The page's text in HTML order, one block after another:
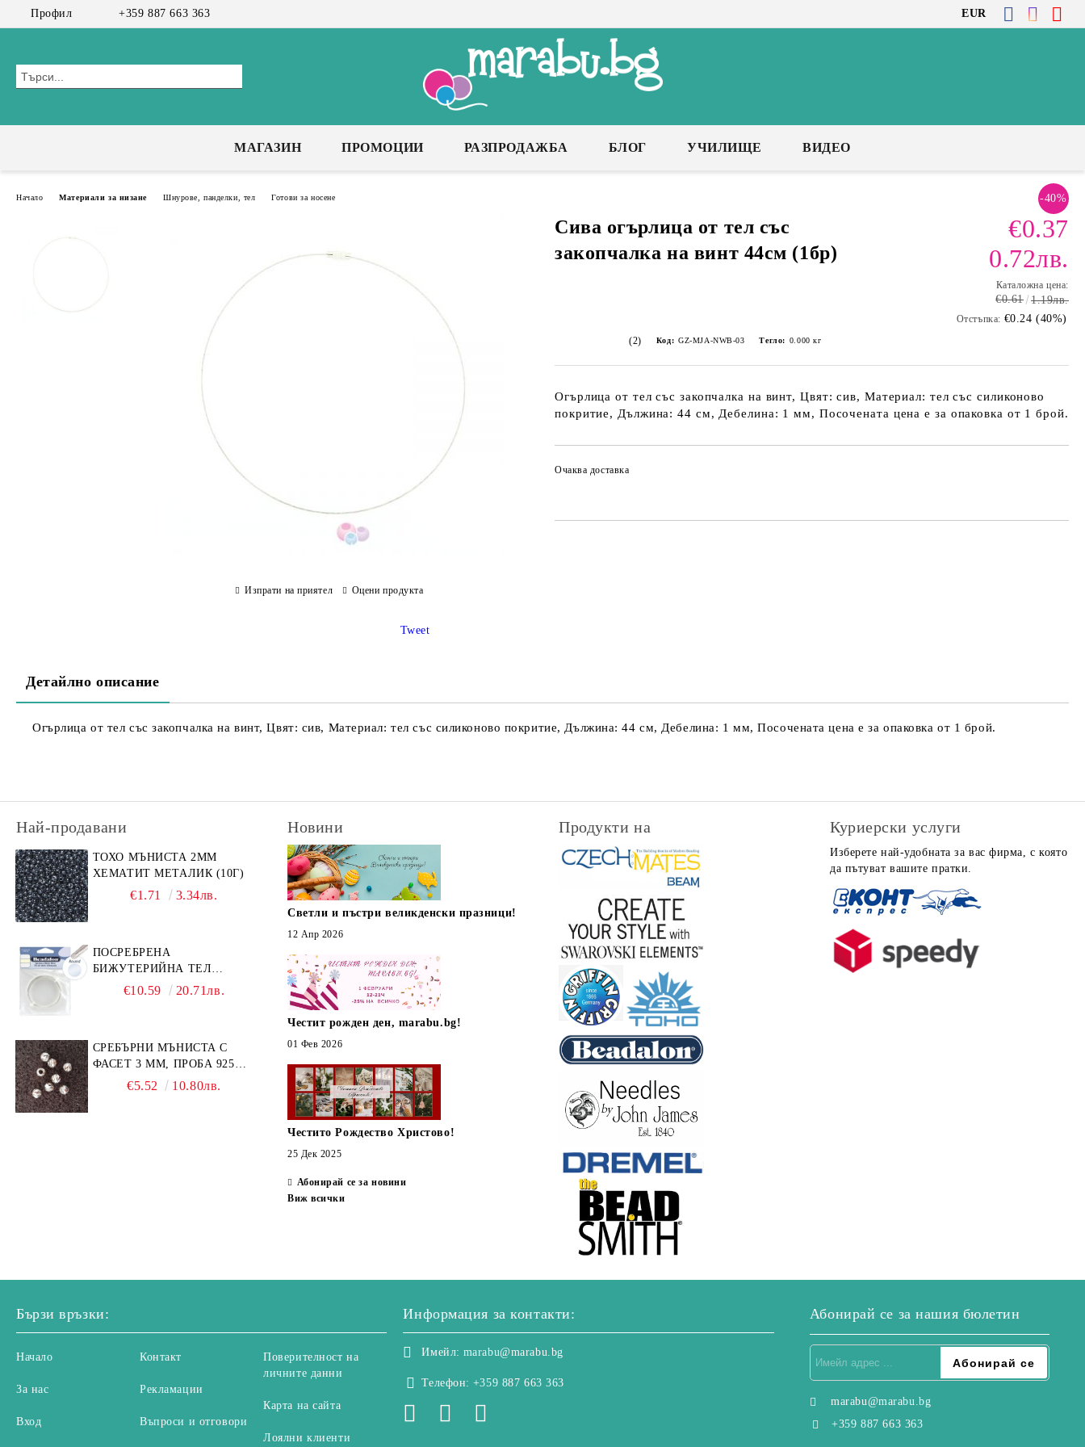
Профил +359 887 663 363 EUR
МАГАЗИН ПРОМОЦИИ РАЗПРОДАЖБА БЛОГ УЧИЛИЩЕ ВИДЕО
Начало Материали за низане Шнурове, панделки, тел Готови за носене
Сива огърлица от тел със
закопчалка на винт 44см (1бр)
-40%
€0.37
0.72лв.
Каталожна цена:
€0.61 1.19лв.
Отстъпка: €0.24 (40%)
(2) Код: GZ-MJA-NWB-03 Тегло: 0.000 кг
Огърлица от тел със закопчалка на винт, Цвят: сив, Материал: тел със силиконово
покритие, Дължина: 44 см, Дебелина: 1 мм, Посочената цена е за опаковка от 1 брой.
Очаква доставка
Изпрати на приятел Оцени продукта
Tweet
Детайлно описание
Огърлица от тел със закопчалка на винт, Цвят: сив, Материал: тел със силиконово покритие, Дължина: 44 см, Дебелина: 1 мм, Посочената цена е за опаковка от 1 брой.
Най-продавани
ТОХО МЪНИСТА 2ММ
ХЕМАТИТ МЕТАЛИК (10Г)
€1.71 3.34лв.
ПОСРЕБРЕНА
БИЖУТЕРИЙНА ТЕЛ
GERMAN STYLE 20G (1БР)
€10.59 20.71лв.
СРЕБЪРНИ МЪНИСТА С
ФАСЕТ 3 ММ, ПРОБА 925
(10БР)€5.52 10.80лв.
Новини
Светли и пъстри великденски празници!
12 Апр 2026
Честит рожден ден, marabu.bg!
01 Фев 2026
Честито Рождество Христово!
25 Дек 2025
Абонирай се за новини
Виж всички
Продукти на Куриерски услуги
Изберете най-удобната за вас фирма, с която
да пътуват вашите пратки.
Бързи връзки:
Начало
За нас
Вход
Контакт
Рекламации
Въпроси и отговори
Поверителност на
личните данни
Карта на сайта
Лоялни клиенти
Информация за контакти:
Имейл: marabu@marabu.bg
Телефон: +359 887 663 363
Абонирай се за нашия бюлетин
marabu@marabu.bg
+359 887 663 363